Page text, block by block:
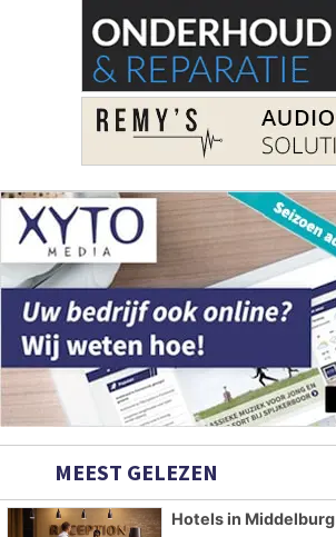
MEEST GELEZEN
Hotels in Middelburg